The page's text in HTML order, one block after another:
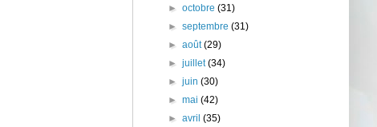
►octobre(31)
►septembre(31)
►août(29)
►juillet(34)
►juin(30)
►mai(42)
►avril(35)